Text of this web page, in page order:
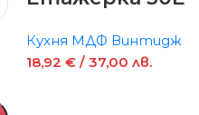
Кухня МДФ Винтидж
18,92 € / 37,00 лв.